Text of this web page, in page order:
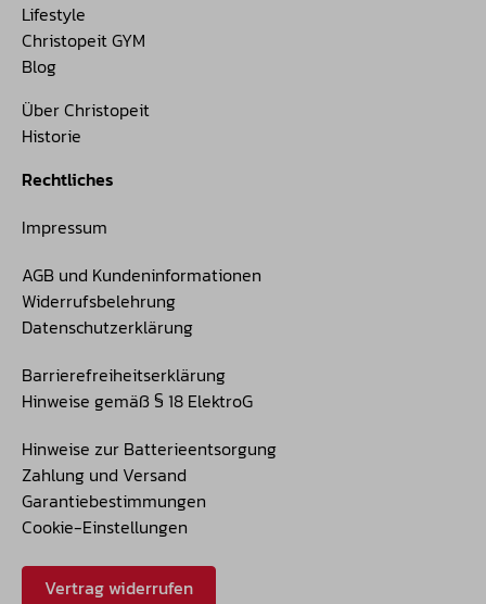
Lifestyle
Christopeit GYM
Blog
Über Christopeit
Historie
Rechtliches
Impressum
AGB und Kundeninformationen
Widerrufsbelehrung
Datenschutzerklärung
Barrierefreiheitserklärung
Hinweise gemäß § 18 ElektroG
Hinweise zur Batterieentsorgung
Zahlung und Versand
Garantiebestimmungen
Cookie-Einstellungen
Vertrag widerrufen